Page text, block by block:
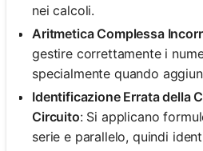
nei calcoli.
Aritmetica Complessa
gestire correttamente i
specialmente quando
Identificazione Errata della
Circuito: Si applicano
serie e parallelo, quindi